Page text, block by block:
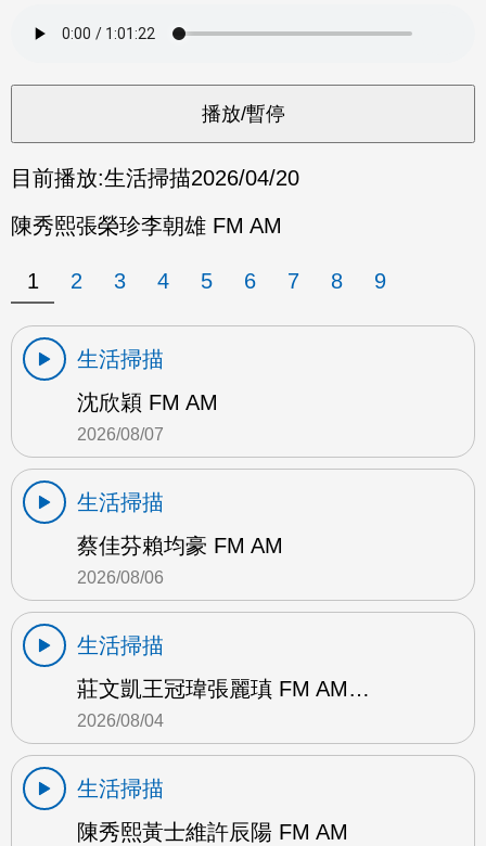
目前播放:生活掃描2026/04/20
陳秀熙張榮珍李朝雄 FM AM
1 2 3 4 5 6 7 8 9
生活掃描
沈欣穎 FM AM
2026/08/07
生活掃描
蔡佳芬賴均豪 FM AM
2026/08/06
生活掃描
莊文凱王冠瑋張麗瑱 FM AM…
2026/08/04
生活掃描
陳秀熙黃士維許辰陽 FM AM